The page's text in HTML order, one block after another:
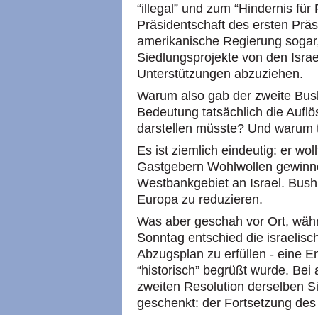
“illegal” und zum “Hindernis
Präsidentschaft des ersten
amerikanische Regierung
Siedlungsprojekte von den
Unterstützungen abzuziehen.
Warum also gab der zweite
Bedeutung tatsächlich die
darstellen müsste? Und
Es ist ziemlich eindeutig: er
Gastgebern Wohlwollen
Westbankgebiet an Israel.
Europa zu reduzieren.
Was aber geschah vor Ort,
Sonntag entschied die
Abzugsplan zu erfüllen - eine
“historisch” begrüßt wurde.
zweiten Resolution derselben
geschenkt: der Fortsetzung